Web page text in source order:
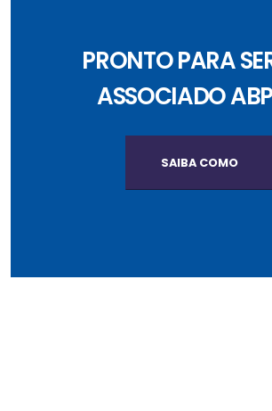
PRONTO PARA
ASSOCIADO
SAIBA COMO